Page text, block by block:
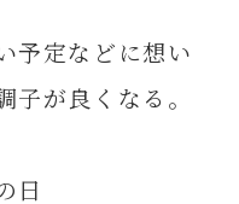
予定などに想い
が良くなる。
日